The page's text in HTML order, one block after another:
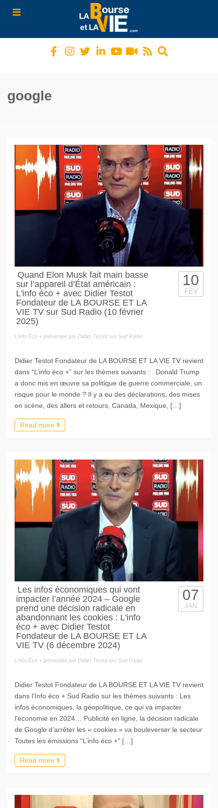
Toggle
navigation
google
Quand Elon Musk fait main basse
sur l’appareil d’État américain :
L'info éco + avec Didier Testot
Fondateur de LA BOURSE ET LA
VIE TV sur Sud Radio (10 février
2025)
L'info Éco + présentée par Didier Testot sur Sud Radio
10
FÉV
Didier Testot Fondateur de LA BOURSE ET LA VIE TV revient
dans “L’info éco +” sur les thèmes suivants : Donald Trump
a donc mis en œuvre sa politique de guerre commerciale, un
risque pour le monde ? Il y a eu des déclarations, des mises
en scène, des allers et retours, Canada, Mexique, […]
Read more
Les infos économiques qui vont
impacter l’année 2024 – Google
prend une décision radicale en
abandonnant les cookies : L'info
éco + avec Didier Testot
Fondateur de LA BOURSE ET LA
VIE TV (6 décembre 2024)
L'info Éco + présentée par Didier Testot sur Sud Radio
07
JAN
Didier Testot Fondateur de LA BOURSE ET LA VIE TV revient
dans l’Info éco + Sud Radio sur les thèmes suivants : Les
infos économiques, la géopolitique, ce qui va impacter
l’économie en 2024… Publicité en ligne, la décision radicale
de Google d’arrêter les « cookies » va bouleverser le secteur
Toutes les émissions “L’info éco +” […]
Read more